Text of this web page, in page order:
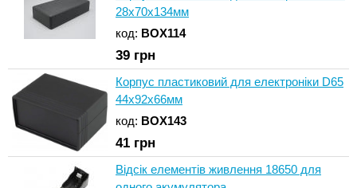
28x70x134мм
код: BOX114
39 грн
Корпус пластиковий для електроніки D65
44x92x66мм
код: BOX143
41 грн
Відсік елементів живлення 18650 для